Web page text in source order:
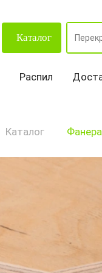
Каталог
Распил
Каталог